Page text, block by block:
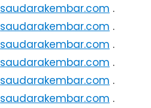
saudarakembar.com .
saudarakembar.com .
saudarakembar.com .
saudarakembar.com .
saudarakembar.com .
saudarakembar.com .